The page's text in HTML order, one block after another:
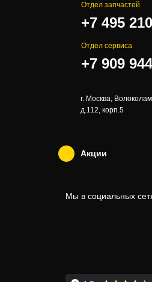
Отдел запчастей
+7 495
Отдел сервиса
+7 909
г. Москва,
д.112, корп.5
Акции
Мы в социальных